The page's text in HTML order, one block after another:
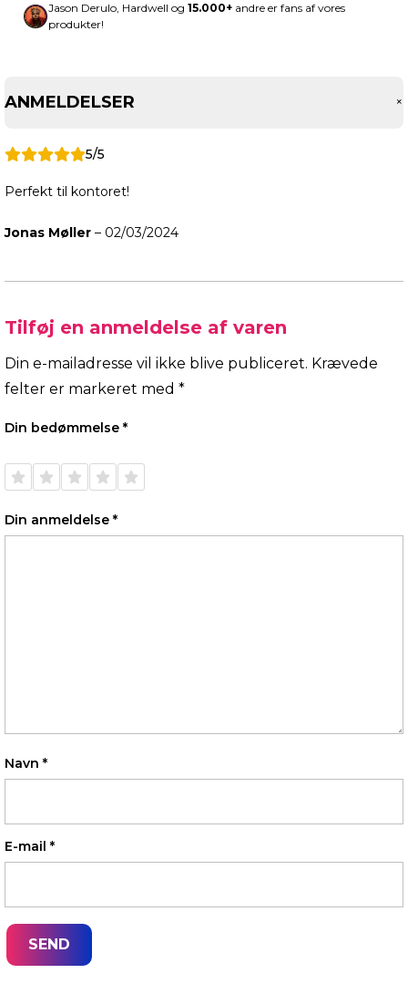
Jason Derulo, Hardwell og 15.000+ andre er fans af vores
produkter!
ANMELDELSER +
5/5
Perfekt til kontoret!
Jonas Møller – 02/03/2024
Tilføj en anmeldelse af varen
Din e-mailadresse vil ikke blive publiceret. Krævede
felter er markeret med *
Din bedømmelse *
Din anmeldelse *
Navn *
E-mail *